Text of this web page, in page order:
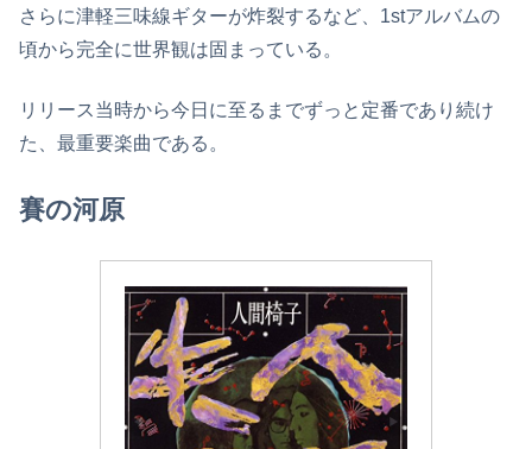
さらに津軽三味線ギターが炸裂するなど、1stアルバムの
頃から完全に世界観は固まっている。
リリース当時から今日に至るまでずっと定番であり続け
た、最重要楽曲である。
賽の河原